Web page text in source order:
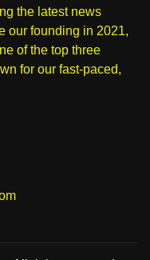
the latest news
our founding in 2021,
of the top three
for our fast-paced,